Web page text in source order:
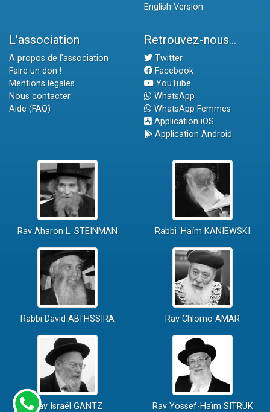
English Version
L'association
A propos de l'association
Faire un don !
Mentions légales
Nous contacter
Aide (FAQ)
Retrouvez-nous...
Twitter
Facebook
YouTube
WhatsApp
WhatsApp Femmes
Application iOS
Application Android
Rav Aharon L. STEINMAN Rabbi 'Haïm KANIEWSKI
Rabbi David ABI'HSSIRA Rav Chlomo AMAR
Rav Israël GANTZ Rav Yossef-Haïm SITRUK